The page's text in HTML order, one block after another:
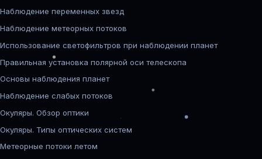
Наблюдение переменных звезд
Наблюдение метеорных потоков
Использование светофильтров при наблюдении планет
Правильная установка полярной оси телескопа
Основы наблюдения планет
Наблюдение слабых потоков
Окуляры. Обзор оптики
Окуляры. Типы оптических систем
Метеорные потоки летом